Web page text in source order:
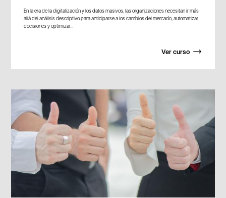
En la era de la digitalización y los datos masivos, las organizaciones necesitan ir más
allá del análisis descriptivo para anticiparse a los cambios del mercado, automatizar
decisiones y optimizar...
Ver curso